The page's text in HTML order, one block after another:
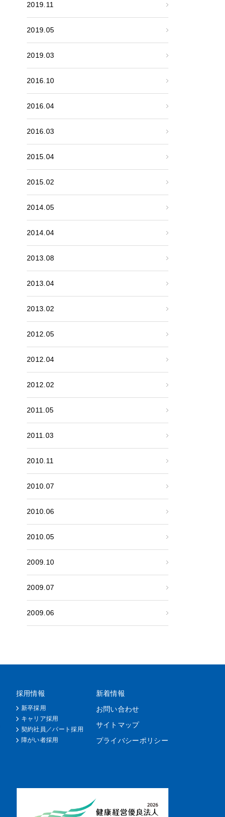
2019.11
2019.05
2019.03
2016.10
2016.04
2016.03
2015.04
2015.02
2014.05
2014.04
2013.08
2013.04
2013.02
2012.05
2012.04
2012.02
2011.05
2011.03
2010.11
2010.07
2010.06
2010.05
2009.10
2009.07
2009.06
採用情報
新卒採用
キャリア採用
契約社員／パート採用
障がい者採用
新着情報
お問い合わせ
サイトマップ
プライバシーポリシー